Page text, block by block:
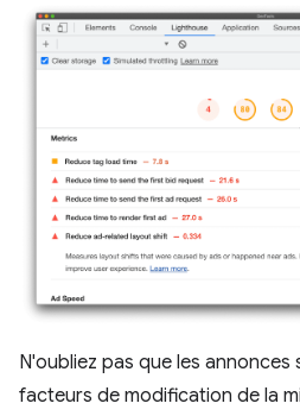
N'oubliez pas que les annonces
facteurs de modification de la